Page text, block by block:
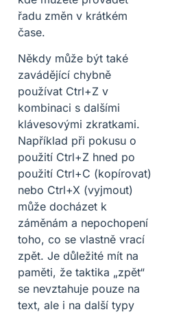
řadu změn v krátkém
čase.
Někdy může být také
zavádějící chybně
používat Ctrl+Z v
kombinaci s dalšími
klávesovými zkratkami.
Například při pokusu o
použití Ctrl+Z hned po
použití Ctrl+C (kopírovat)
nebo Ctrl+X (vyjmout)
může docházet k
záměnám a nepochopení
toho, co se vlastně vrací
zpět. Je důležité mít na
paměti, že taktika „zpět“
se nevztahuje pouze na
text, ale i na další typy